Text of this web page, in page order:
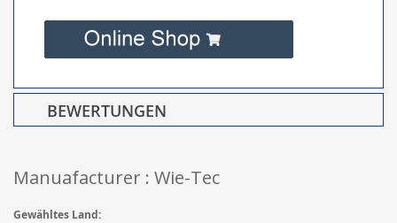
BEWERTUNGEN
Manuafacturer : Wie-Tec
Gewähltes Land: